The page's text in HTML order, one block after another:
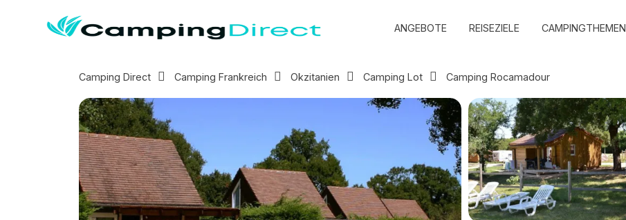
ANGEBOTE REISEZIELE CAMPINGTHEMEN
Camping Direct Camping Frankreich Okzitanien Camping Lot Camping Rocamadour